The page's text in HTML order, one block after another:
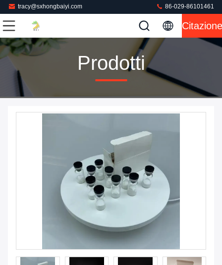
tracy@sxhongbaiyi.com 86-029-86101461
Citazione
Prodotti